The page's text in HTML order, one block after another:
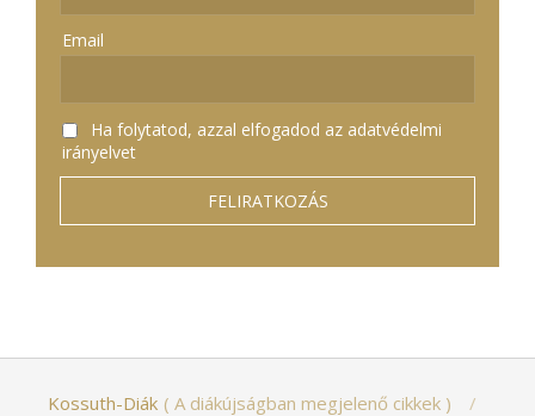
Email
Ha folytatod, azzal elfogadod az adatvédelmi
irányelvet
Kossuth-Diák
A diákújságban megjelenő cikkek